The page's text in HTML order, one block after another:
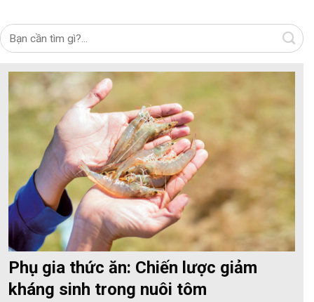
Phụ gia thức ăn: Chiến lược giảm
kháng sinh trong nuôi tôm